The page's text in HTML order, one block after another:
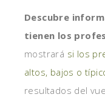
Descubre
tienen los
mostrará si los
altos, bajos o
resultados del